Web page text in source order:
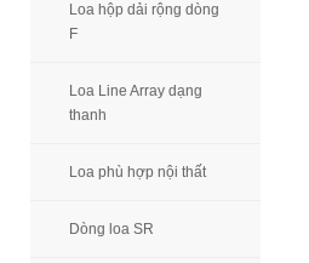
Loa hộp dải rộng dòng
F
Loa Line Array dạng
thanh
Loa phù hợp nội thất
Dòng loa SR